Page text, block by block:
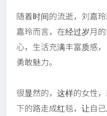
随着时间的流逝，刘嘉
嘉玲而言，在经过岁月
心，生活充满丰富质感
勇敢魅力。
很显然的，这样的女性
下的路走成红毯，让自